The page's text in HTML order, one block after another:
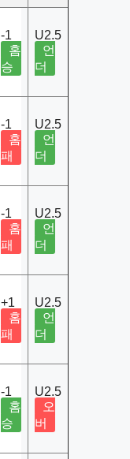
-1
홈
승
U2.5
언
더
-1
홈
패
U2.5
언
더
-1
홈
패
U2.5
언
더
+1
홈
패
U2.5
언
더
-1
홈
승
U2.5
오
버